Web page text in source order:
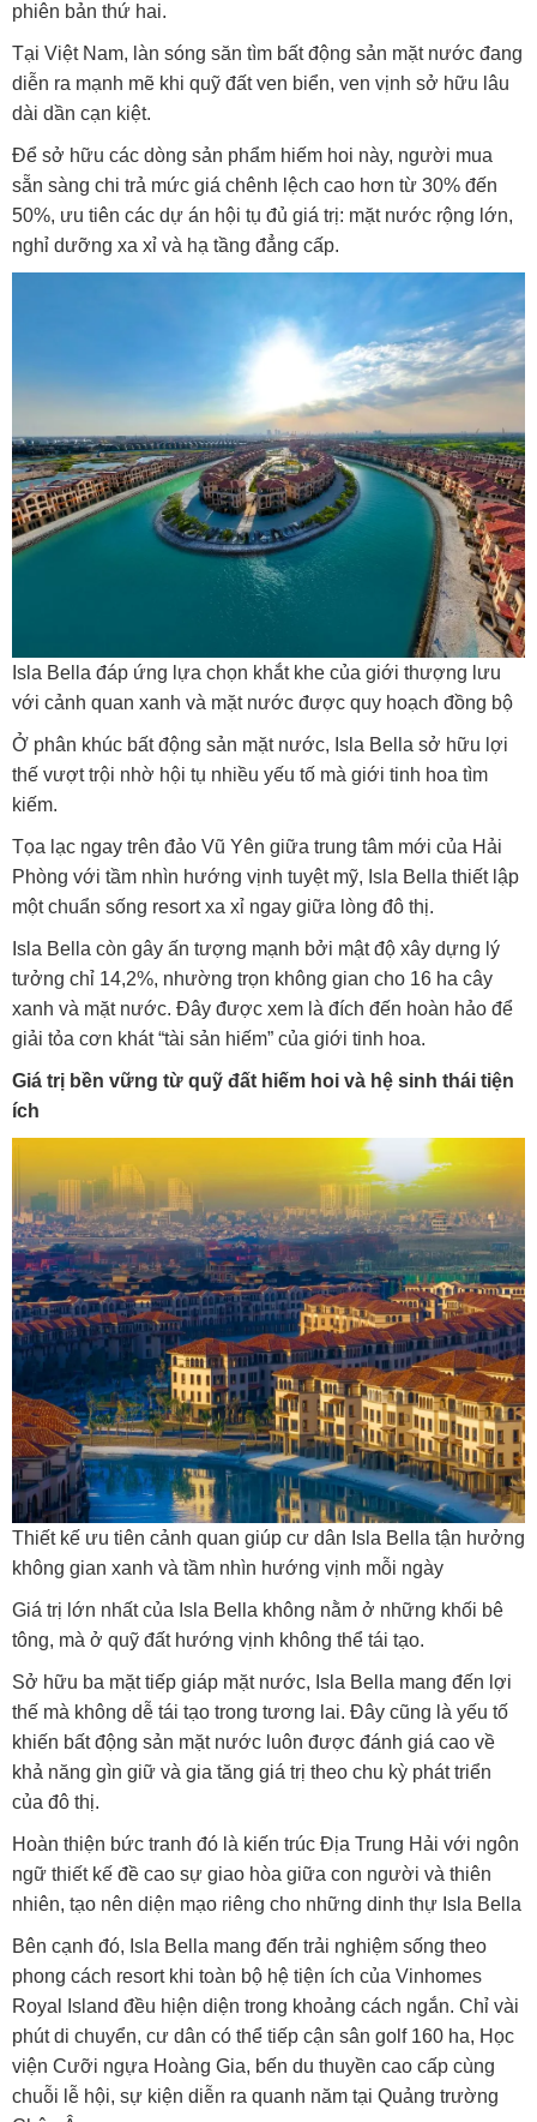
phiên bản thứ hai.
Tại Việt Nam, làn sóng săn tìm bất động sản mặt nước đang
diễn ra mạnh mẽ khi quỹ đất ven biển, ven vịnh sở hữu lâu
dài dần cạn kiệt.
Để sở hữu các dòng sản phẩm hiếm hoi này, người mua
sẵn sàng chi trả mức giá chênh lệch cao hơn từ 30% đến
50%, ưu tiên các dự án hội tụ đủ giá trị: mặt nước rộng lớn,
nghỉ dưỡng xa xỉ và hạ tầng đẳng cấp.
Isla Bella đáp ứng lựa chọn khắt khe của giới thượng lưu
với cảnh quan xanh và mặt nước được quy hoạch đồng bộ
Ở phân khúc bất động sản mặt nước, Isla Bella sở hữu lợi
thế vượt trội nhờ hội tụ nhiều yếu tố mà giới tinh hoa tìm
kiếm.
Tọa lạc ngay trên đảo Vũ Yên giữa trung tâm mới của Hải
Phòng với tầm nhìn hướng vịnh tuyệt mỹ, Isla Bella thiết lập
một chuẩn sống resort xa xỉ ngay giữa lòng đô thị.
Isla Bella còn gây ấn tượng mạnh bởi mật độ xây dựng lý
tưởng chỉ 14,2%, nhường trọn không gian cho 16 ha cây
xanh và mặt nước. Đây được xem là đích đến hoàn hảo để
giải tỏa cơn khát “tài sản hiếm” của giới tinh hoa.
Giá trị bền vững từ quỹ đất hiếm hoi và hệ sinh thái tiện
ích
Thiết kế ưu tiên cảnh quan giúp cư dân Isla Bella tận hưởng
không gian xanh và tầm nhìn hướng vịnh mỗi ngày
Giá trị lớn nhất của Isla Bella không nằm ở những khối bê
tông, mà ở quỹ đất hướng vịnh không thể tái tạo.
Sở hữu ba mặt tiếp giáp mặt nước, Isla Bella mang đến lợi
thế mà không dễ tái tạo trong tương lai. Đây cũng là yếu tố
khiến bất động sản mặt nước luôn được đánh giá cao về
khả năng gìn giữ và gia tăng giá trị theo chu kỳ phát triển
của đô thị.
Hoàn thiện bức tranh đó là kiến trúc Địa Trung Hải với ngôn
ngữ thiết kế đề cao sự giao hòa giữa con người và thiên
nhiên, tạo nên diện mạo riêng cho những dinh thự Isla Bella
Bên cạnh đó, Isla Bella mang đến trải nghiệm sống theo
phong cách resort khi toàn bộ hệ tiện ích của Vinhomes
Royal Island đều hiện diện trong khoảng cách ngắn. Chỉ vài
phút di chuyển, cư dân có thể tiếp cận sân golf 160 ha, Học
viện Cưỡi ngựa Hoàng Gia, bến du thuyền cao cấp cùng
chuỗi lễ hội, sự kiện diễn ra quanh năm tại Quảng trường